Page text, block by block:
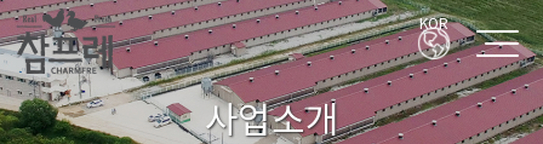
KOR
사업소개